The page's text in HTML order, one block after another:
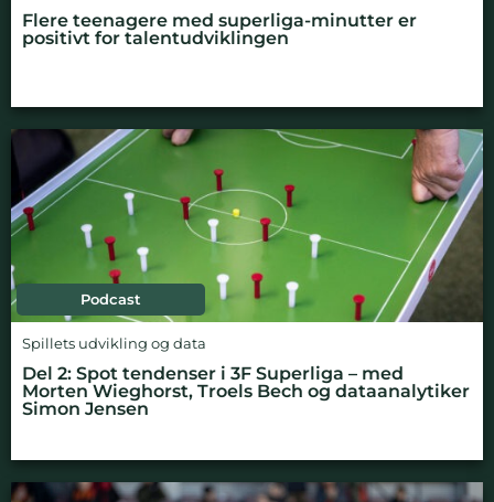
Flere teenagere med superliga-minutter er
positivt for talentudviklingen
Podcast
Spillets udvikling og data
Del 2: Spot tendenser i 3F Superliga – med
Morten Wieghorst, Troels Bech og dataanalytiker
Simon Jensen